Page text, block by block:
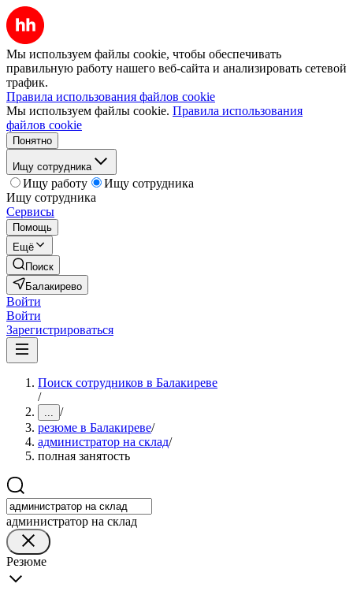
Мы используем файлы cookie, чтобы обеспечивать
правильную работу нашего веб-сайта и анализировать сетевой
трафик.
Правила использования файлов cookie
Мы используем файлы cookie. Правила использования
файлов cookie
Понятно
Ищу сотрудника
Ищу работу
Ищу сотрудника
Ищу сотрудника
Сервисы
Помощь
Ещё
Поиск
Балакирево
Войти
Войти
Зарегистрироваться
Поиск сотрудников в Балакиреве
/
... /
резюме в Балакиреве/
администратор на склад/
полная занятость
администратор на склад
Резюме